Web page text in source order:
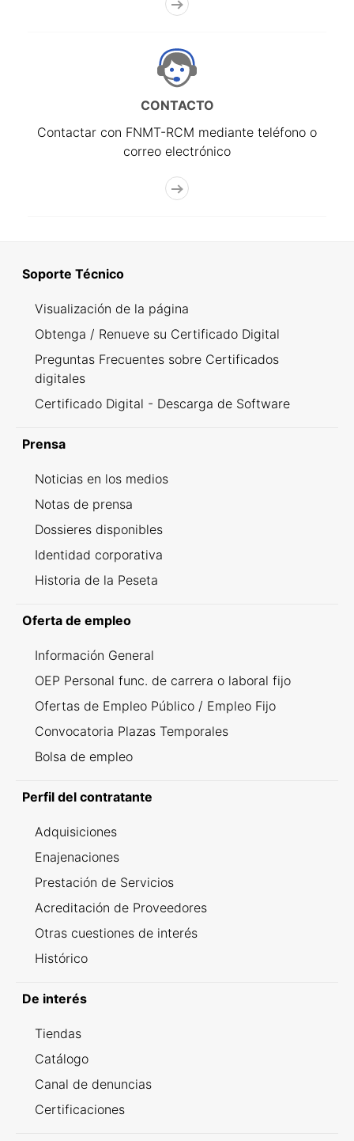
CONTACTO
Contactar con FNMT-RCM mediante teléfono o
correo electrónico
Soporte Técnico
Visualización de la página
Obtenga / Renueve su Certificado Digital
Preguntas Frecuentes sobre Certificados
digitales
Certificado Digital - Descarga de Software
Prensa
Noticias en los medios
Notas de prensa
Dossieres disponibles
Identidad corporativa
Historia de la Peseta
Oferta de empleo
Información General
OEP Personal func. de carrera o laboral fijo
Ofertas de Empleo Público / Empleo Fijo
Convocatoria Plazas Temporales
Bolsa de empleo
Perfil del contratante
Adquisiciones
Enajenaciones
Prestación de Servicios
Acreditación de Proveedores
Otras cuestiones de interés
Histórico
De interés
Tiendas
Catálogo
Canal de denuncias
Certificaciones